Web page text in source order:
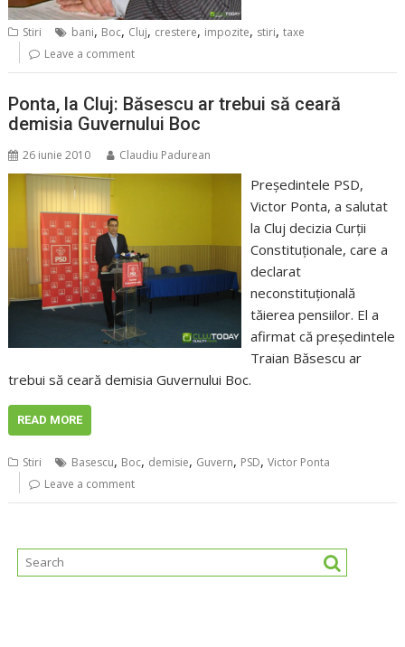
Stiri bani, Boc, Cluj, crestere, impozite, stiri,taxe
Leave a comment
Ponta, la Cluj: Băsescu ar trebui să ceară
demisia Guvernului Boc
26 iunie 2010 Claudiu Padurean
Preşedintele PSD,
Victor Ponta, a salutat
la Cluj decizia Curţii
Constituţionale, care a
declarat
neconstituţională
tăierea pensiilor. El a
afirmat că preşedintele
Traian Băsescu ar
trebui să ceară demisia Guvernului Boc.
READ MORE
Stiri Basescu, Boc, demisie, Guvern, PSD,Victor Ponta
Leave a comment